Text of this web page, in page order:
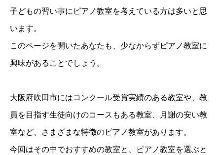
子どもの習い事にピアノ教室を考えている方は多いと思
います。
このページを開いたあなたも、少なからずピアノ教室に
興味があることでしょう。
大阪府吹田市にはコンクール受賞実績のある教室や、教
員を目指す生徒向けのコースもある教室、月謝の安い教
室など、さまざまな特徴のピアノ教室があります。
今回はその中でおすすめの教室と、ピアノ教室を選ぶと